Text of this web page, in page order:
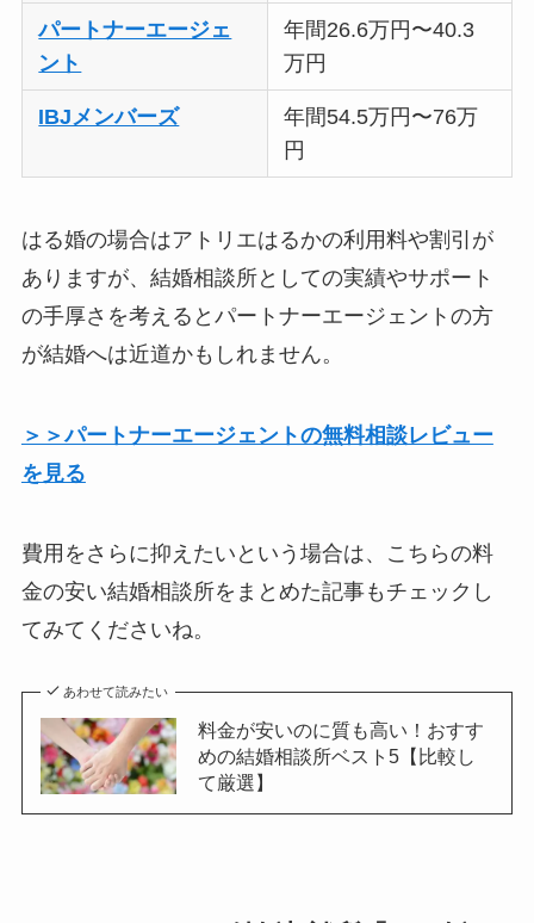
パートナーエージェ
ント
年間26.6万円〜40.3
万円
IBJメンバーズ
年間54.5万円〜76万
円
はる婚の場合はアトリエはるかの利用料や割引が
ありますが、結婚相談所としての実績やサポート
の手厚さを考えるとパートナーエージェントの方
が結婚へは近道かもしれません。
＞＞パートナーエージェントの無料相談レビュー
を見る
費用をさらに抑えたいという場合は、こちらの料
金の安い結婚相談所をまとめた記事もチェックし
てみてくださいね。
あわせて読みたい
料金が安いのに質も高い！おすす
めの結婚相談所ベスト5【比較し
て厳選】